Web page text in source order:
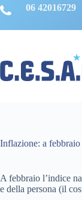
Salta
al
06 42016729
Inflazione: a febbraio
A febbraio l’indice
e della persona (il